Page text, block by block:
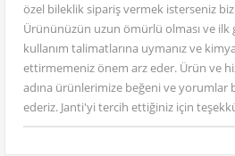
özel bileklik sipariş vermek isterseniz
Ürününüzün uzun ömürlü olması ve
kullanım talimatlarına uymanız ve
ettirmemeniz önem arz eder. Ürün ve
adına ürünlerimize beğeni ve yorumlar
ederiz. Janti'yi tercih ettiğiniz için